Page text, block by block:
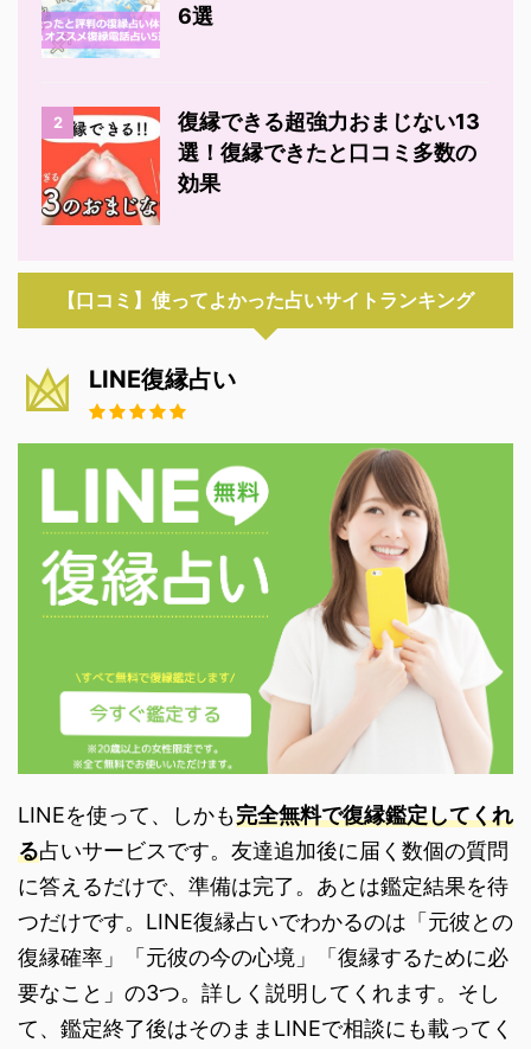
6選
2
復縁できる超強力おまじない13
選！復縁できたと口コミ多数の
効果
【口コミ】使ってよかった占いサイトランキング
LINE復縁占い
LINEを使って、しかも完全無料で復縁鑑定してくれ
る占いサービスです。友達追加後に届く数個の質問
に答えるだけで、準備は完了。あとは鑑定結果を待
つだけです。LINE復縁占いでわかるのは「元彼との
復縁確率」「元彼の今の心境」「復縁するために必
要なこと」の3つ。詳しく説明してくれます。そし
て、鑑定終了後はそのままLINEで相談にも載ってく